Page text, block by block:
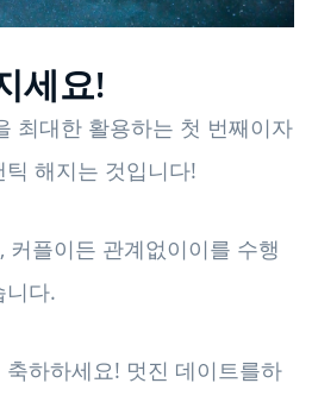
세요!
최대한 활용하는 첫 번째이자
해지는 것입니다!
커플이든 관계없이이를 수행
니다.
하하세요! 멋진 데이트를하